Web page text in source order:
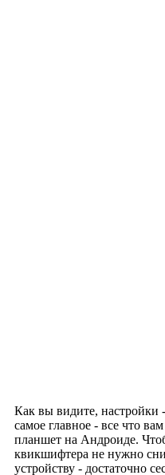
Как вы видите, настройки
самое главное - все что
планшет на Андроиде.
квикшифтера не нужно
устройству - достаточно